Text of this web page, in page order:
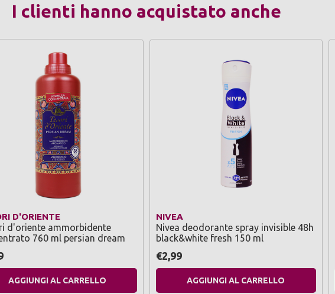
I clienti hanno acquistato anche
D'ORIENTE
d'oriente ammorbidente
760 ml persian dream
AGGIUNGI AL CARRELLO
NIVEA
Nivea deodorante spray invisible 48h
black&white fresh 150 ml
€2,99
AGGIUNGI AL CARRELLO